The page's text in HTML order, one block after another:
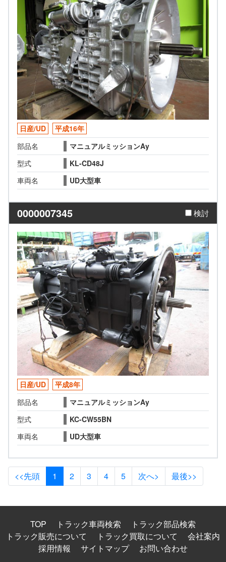
日産/UD
平成16年
部品名
マニュアルミッションAy
型式
KL-CD48J
車両名
UD大型車
0000007345 検討
日産/UD
平成8年
部品名
マニュアルミッションAy
型式
KC-CW55BN
車両名
UD大型車
<<先頭 1 2 3 4 5 次へ> 最後>>
TOP トラック車両検索
トラック部品検索
トラック販売について
トラック買取について
会社案内
採用情報
サイトマップ お問い合わせ